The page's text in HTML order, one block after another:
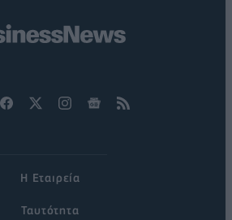
Η Εταιρεία
Ταυτότητα